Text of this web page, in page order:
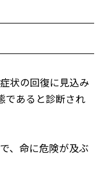
状の回復に見込み
であると診断され
、命に危険が及ぶ